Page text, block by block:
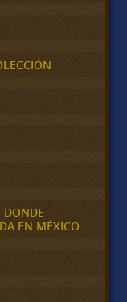
DONDE
EN MÉXICO